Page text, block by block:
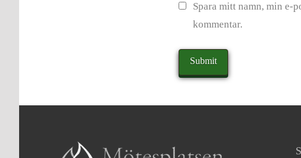
Spara mitt namn, min e-
kommentar.